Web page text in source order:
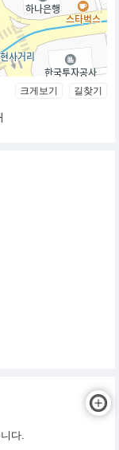
크게보기 길찾기
다.